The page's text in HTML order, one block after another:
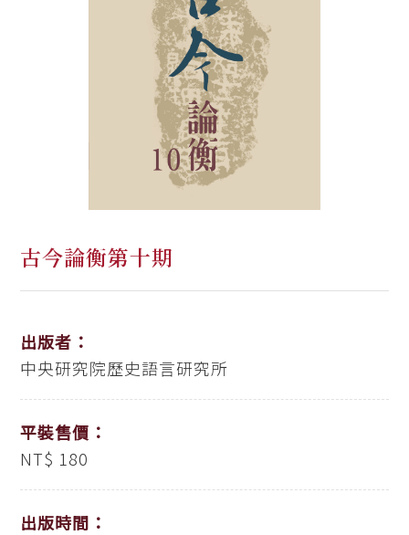
古今論衡第十期
出版者：
中央研究院歷史語言研究所
平裝售價：
NT$ 180
出版時間：